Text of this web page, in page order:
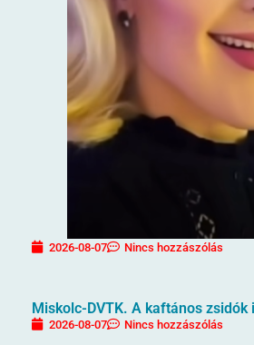
2026-08-07 Nincs hozzászólás
Miskolc-DVTK. A kaftános
2026-08-07 Nincs hozzászólás